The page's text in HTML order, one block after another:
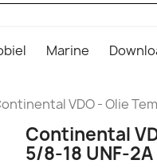
Marine
VDO - Olie
Continental
5/8-18 UNF-2A